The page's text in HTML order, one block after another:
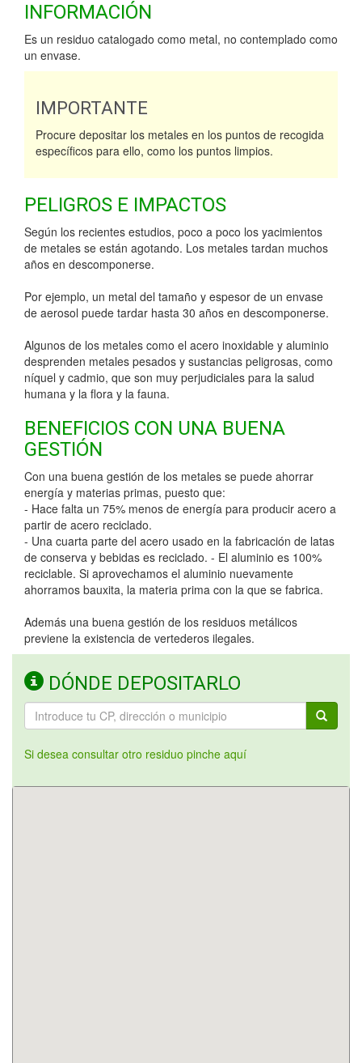
INFORMACIÓN
Es un residuo catalogado como metal, no contemplado como
un envase.
IMPORTANTE
Procure depositar los metales en los puntos de recogida
específicos para ello, como los puntos limpios.
PELIGROS E IMPACTOS
Según los recientes estudios, poco a poco los yacimientos
de metales se están agotando. Los metales tardan muchos
años en descomponerse.
Por ejemplo, un metal del tamaño y espesor de un envase
de aerosol puede tardar hasta 30 años en descomponerse.
Algunos de los metales como el acero inoxidable y aluminio
desprenden metales pesados y sustancias peligrosas, como
níquel y cadmio, que son muy perjudiciales para la salud
humana y la flora y la fauna.
BENEFICIOS CON UNA BUENA
GESTIÓN
Con una buena gestión de los metales se puede ahorrar
energía y materias primas, puesto que:
- Hace falta un 75% menos de energía para producir acero a
partir de acero reciclado.
- Una cuarta parte del acero usado en la fabricación de latas
de conserva y bebidas es reciclado. - El aluminio es 100%
reciclable. Si aprovechamos el aluminio nuevamente
ahorramos bauxita, la materia prima con la que se fabrica.
Además una buena gestión de los residuos metálicos
previene la existencia de vertederos ilegales.
DÓNDE DEPOSITARLO
Si desea consultar otro residuo pinche aquí